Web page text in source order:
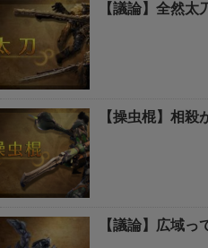
【議論】全然
【操虫棍】相
【議論】広域っ